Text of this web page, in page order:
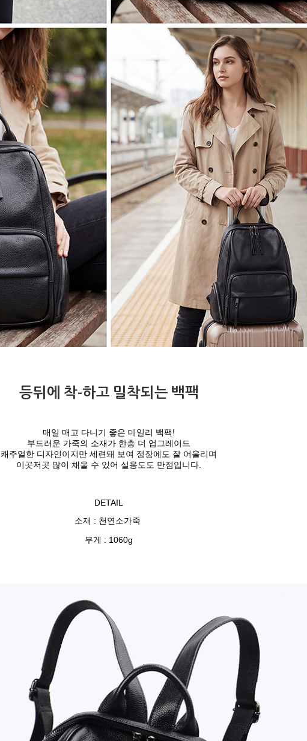
등뒤에 착-하고 밀착되는 백팩
매일 매고 다니기 좋은 데일리 백팩!
부드러운 가죽의 소재가 한층 더 업그레이드
캐주얼한 디자인이지만 세련돼 보여 정장에도 잘 어울리며
이곳저곳 많이 채울 수 있어 실용도도 만점입니다.
DETAIL
소재 : 천연소가죽
무게 : 1060g